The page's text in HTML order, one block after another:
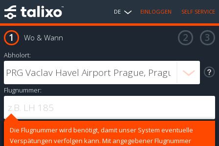
DE EINLOGGEN SELF SERVICE
Wo & Wann
Abholort:
Flugnummer:
Die Flugnummer wird benötigt, damit unser System eventuelle
Verspätungen verfolgen kann. Mit angegebener Flugnummer